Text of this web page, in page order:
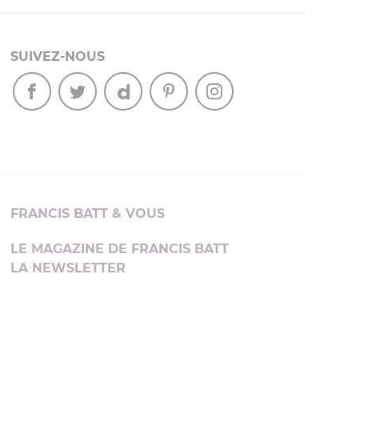
SUIVEZ-NOUS
FRANCIS BATT & VOUS
LE MAGAZINE DE FRANCIS BATT
LA NEWSLETTER